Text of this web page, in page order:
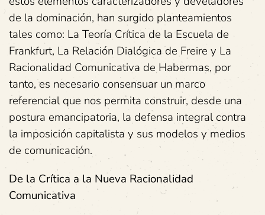
de la dominación, han surgido planteamientos
tales como: La Teoría Crítica de la Escuela de
Frankfurt, La Relación Dialógica de Freire y La
Racionalidad Comunicativa de Habermas, por
tanto, es necesario consensuar un marco
referencial que nos permita construir, desde una
postura emancipatoria, la defensa integral contra
la imposición capitalista y sus modelos y medios
de comunicación.
De la Crítica a la Nueva Racionalidad
Comunicativa